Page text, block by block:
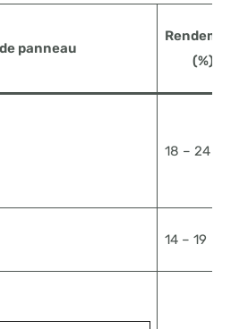
panneau
Rendement
(%)
18 – 24
14 – 19